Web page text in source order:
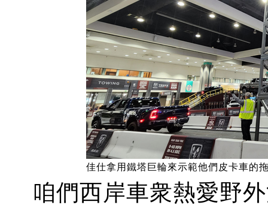
佳仕拿用鐵塔巨輪來示範他們皮卡車的
咱們西岸車衆熱愛野